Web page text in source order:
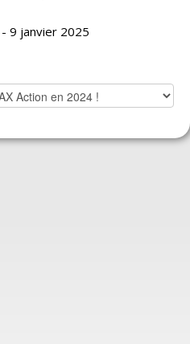
9 janvier 2025